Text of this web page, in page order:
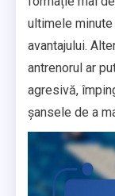
ultimele
avantajului.
antrenorul ar
agresivă,
șansele de a